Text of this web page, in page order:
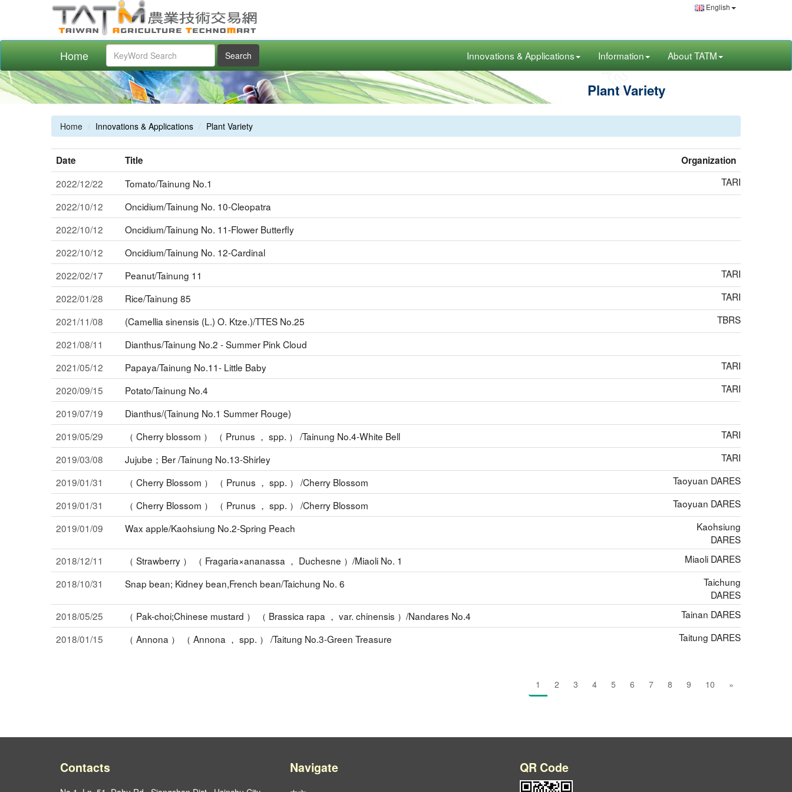
English
Home Search Innovations & Applications Information About TATM
Plant Variety
Home Innovations & Applications Plant Variety
Date Title
Organization
2022/12/22
Tomato/Tainung No.1
TARI
2022/10/12
Oncidium/Tainung No. 10-Cleopatra
2022/10/12
Oncidium/Tainung No. 11-Flower Butterfly
2022/10/12
Oncidium/Tainung No. 12-Cardinal
2022/02/17
Peanut/Tainung 11
TARI
2022/01/28
Rice/Tainung 85
TARI
2021/11/08
(Camellia sinensis (L.) O. Ktze.)/TTES No.25
TBRS
2021/08/11
Dianthus/Tainung No.2 - Summer Pink Cloud
2021/05/12
Papaya/Tainung No.11- Little Baby
TARI
2020/09/15
Potato/Tainung No.4
TARI
2019/07/19
Dianthus/(Tainung No.1 Summer Rouge)
2019/05/29
（ Cherry blossom ） （ Prunus ， spp. ） /Tainung No.4-White Bell
TARI
2019/03/08
Jujube；Ber /Tainung No.13-Shirley
TARI
2019/01/31
（ Cherry Blossom ） （ Prunus ， spp. ） /Cherry Blossom
Taoyuan DARES
2019/01/31
（ Cherry Blossom ） （ Prunus ， spp. ） /Cherry Blossom
Taoyuan DARES
2019/01/09
Wax apple/Kaohsiung No.2-Spring Peach
Kaohsiung
DARES
2018/12/11
（ Strawberry ） （ Fragaria×ananassa ， Duchesne ）/Miaoli No. 1
Miaoli DARES
2018/10/31
Snap bean; Kidney bean,French bean/Taichung No. 6
Taichung
DARES
2018/05/25
（ Pak-choi;Chinese mustard ） （ Brassica rapa ， var. chinensis ）/Nandares No.4
Tainan DARES
2018/01/15
（ Annona ） （ Annona ， spp. ） /Taitung No.3-Green Treasure Taitung DARES
1 (current)
2 3 4 5 6 7 8 9 10 »
Contacts Navigate QR Code